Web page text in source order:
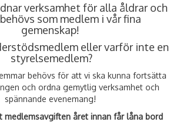
verksamhet för alla åldrar och
som medlem i vår fina
gemenskap!
eller varför inte en
styrelsemedlem?
behövs för att vi ska kunna fortsätta
och ordna gemytlig verksamhet och
spännande evenemang!
medlemsavgiften året innan får låna bord